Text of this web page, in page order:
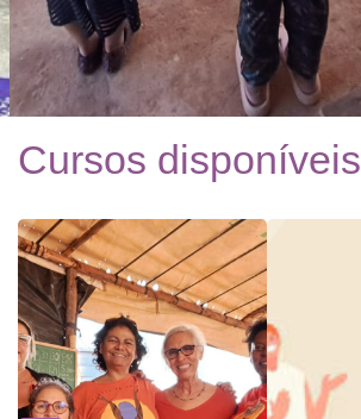
Cursos disponíveis